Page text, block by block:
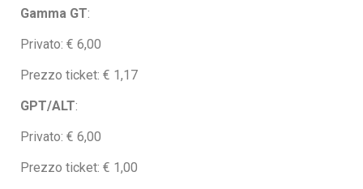
Gamma GT:
Privato: € 6,00
Prezzo ticket: € 1,17
GPT/ALT:
Privato: € 6,00
Prezzo ticket: € 1,00